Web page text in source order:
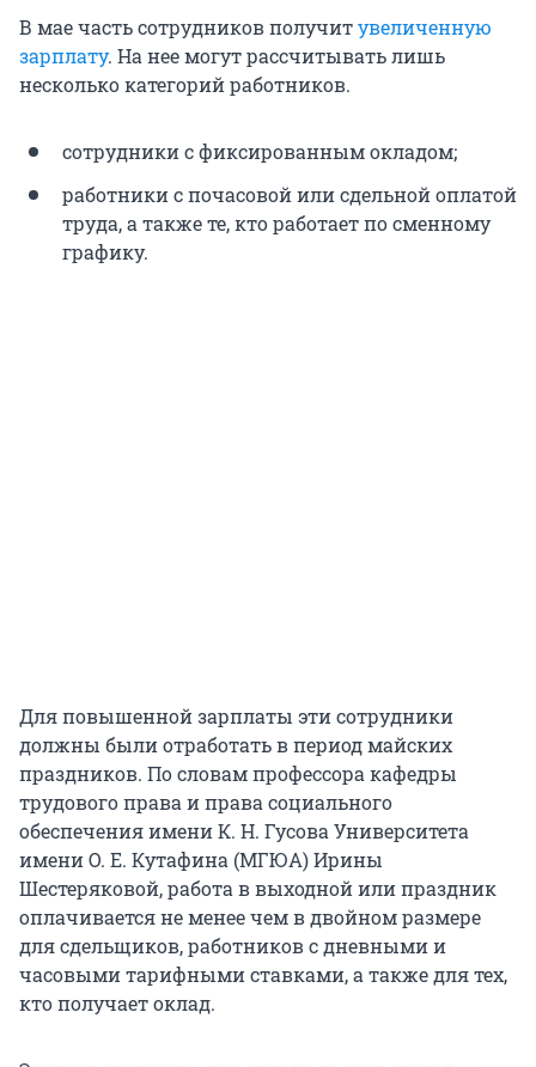
В мае часть сотрудников получитувеличенную
зарплату. На нее могут рассчитывать лишь
несколько категорий работников.
сотрудники с фиксированным окладом;
работники с почасовой или сдельной оплатой
труда, а также те, кто работает по сменному
графику.
Для повышенной зарплаты эти сотрудники
должны были отработать в период майских
праздников. По словам профессора кафедры
трудового права и права социального
обеспечения имениК. Н. ГусоваУниверситета
имениО. Е. Кутафина (МГЮА) Ирины
Шестеряковой, работа в выходной или праздник
оплачивается не менее чем в двойном размере
для сдельщиков, работников с дневными и
часовыми тарифными ставками, а также для тех,
кто получает оклад.